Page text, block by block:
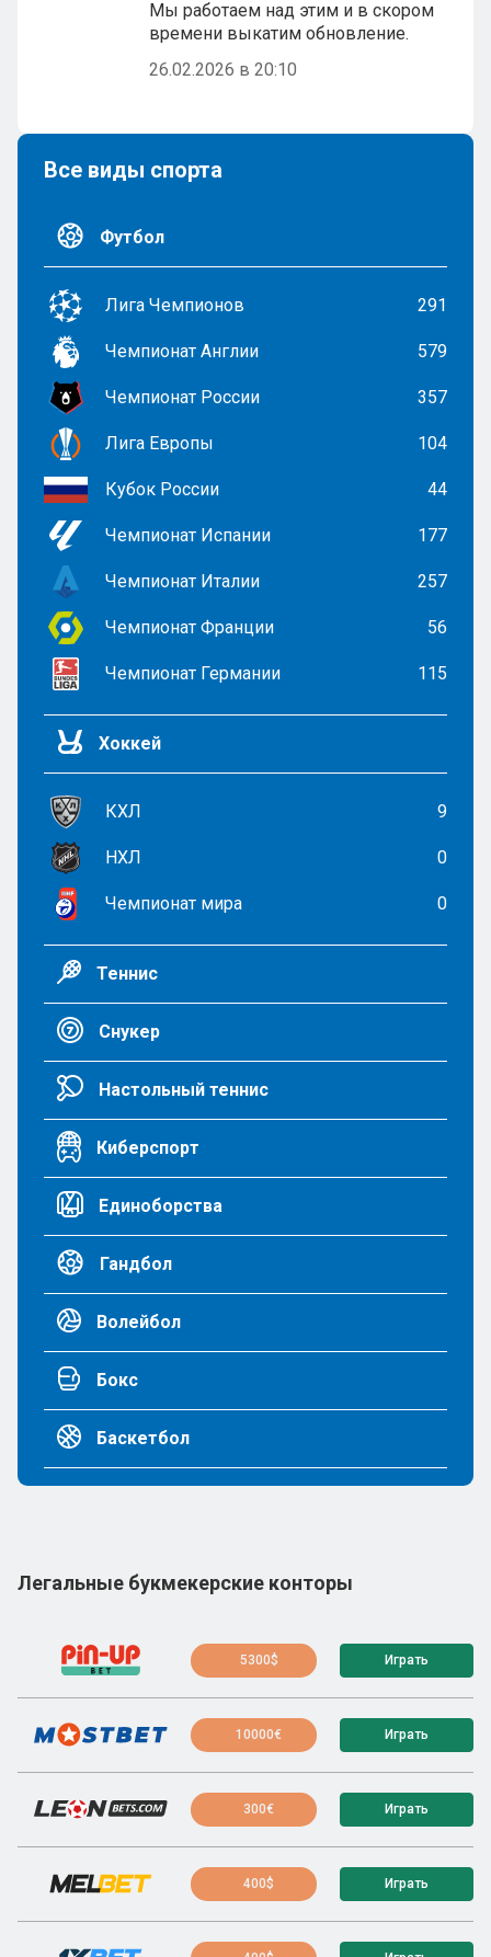
Мы работаем над этим и в скором
времени выкатим обновление.
26.02.2026 в 20:10
Все виды спорта
Футбол
Лига Чемпионов 291
Чемпионат Англии 579
Чемпионат России 357
Лига Европы 104
Кубок России 44
Чемпионат Испании 177
Чемпионат Италии 257
Чемпионат Франции 56
Чемпионат Германии 115
Хоккей
КХЛ 9
НХЛ 0
Чемпионат мира 0
Теннис
Снукер
Настольный теннис
Киберспорт
Единоборства
Гандбол
Волейбол
Бокс
Баскетбол
Легальные букмекерские конторы
5300$ Играть
10000€ Играть
300€ Играть
400$ Играть